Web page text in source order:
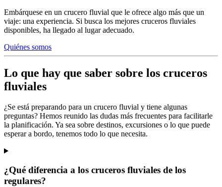
Embárquese en un crucero fluvial que le ofrece algo más que un
viaje: una experiencia. Si busca los mejores cruceros fluviales
disponibles, ha llegado al lugar adecuado.
Quiénes somos
Lo que hay que saber sobre los cruceros
fluviales
¿Se está preparando para un crucero fluvial y tiene algunas
preguntas? Hemos reunido las dudas más frecuentes para facilitarle
la planificación. Ya sea sobre destinos, excursiones o lo que puede
esperar a bordo, tenemos todo lo que necesita.
¿Qué diferencia a los cruceros fluviales de los
regulares?